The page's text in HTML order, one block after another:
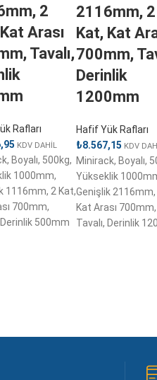
2
Arası
Tavalı,
Rafları
KDV DAHİL
Boyalı, 500kg,
1000mm,
1116mm, 2 Kat,
700mm,
Derinlik 500mm
2116mm, 2
Kat, Kat
700mm,
Derinlik
1200mm
Hafif Yük Rafları
₺8.567,15 KDV
Minirack, Boyalı,
Yükseklik
Genişlik 2116mm,
Kat Arası 700mm,
Tavalı, Derinlik